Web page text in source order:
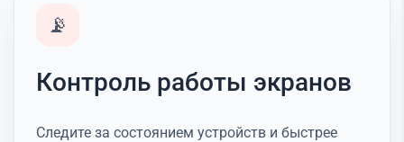
📡
Контроль работы экранов
Следите за состоянием устройств и быстрее